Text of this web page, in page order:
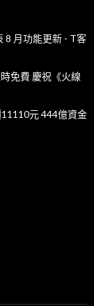
8 月功能更新 - T客
免費 慶祝《火線
元 444億資金